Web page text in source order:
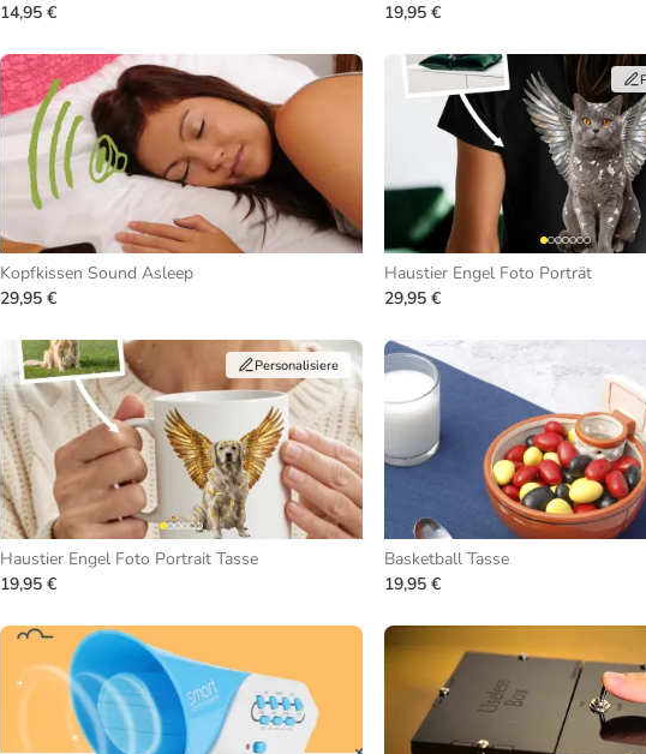
14,95 €
19,95 €
Kopfkissen Sound Asleep
29,95 €
Haustier Engel Foto Porträt
29,95 €
Personalisiere
Haustier Engel Foto Portrait Tasse
19,95 €
Basketball Tasse
19,95 €